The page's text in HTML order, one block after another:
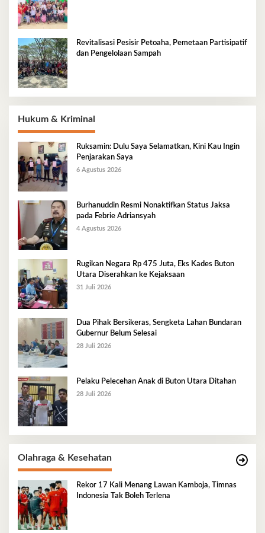
Revitalisasi Pesisir Petoaha, Pemetaan Partisipatif
dan Pengelolaan Sampah
Hukum & Kriminal
Ruksamin: Dulu Saya Selamatkan, Kini Kau Ingin
Penjarakan Saya
6 Agustus 2026
Burhanuddin Resmi Nonaktifkan Status Jaksa
pada Febrie Adriansyah
4 Agustus 2026
Rugikan Negara Rp 475 Juta, Eks Kades Buton
Utara Diserahkan ke Kejaksaan
31 Juli 2026
Dua Pihak Bersikeras, Sengketa Lahan Bundaran
Gubernur Belum Selesai
28 Juli 2026
Pelaku Pelecehan Anak di Buton Utara Ditahan
28 Juli 2026
Olahraga & Kesehatan
Rekor 17 Kali Menang Lawan Kamboja, Timnas
Indonesia Tak Boleh Terlena